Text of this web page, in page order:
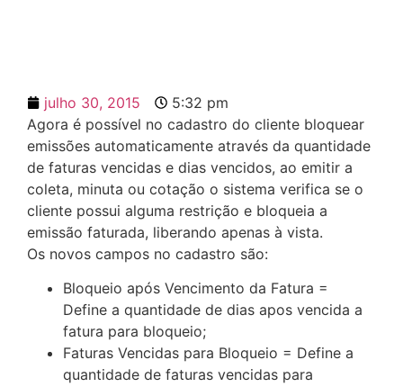
julho 30, 2015
5:32 pm
Agora é possível no cadastro do cliente bloquear
emissões automaticamente através da quantidade
de faturas vencidas e dias vencidos, ao emitir a
coleta, minuta ou cotação o sistema verifica se o
cliente possui alguma restrição e bloqueia a
emissão faturada, liberando apenas à vista.
Os novos campos no cadastro são:
Bloqueio após Vencimento da Fatura =
Define a quantidade de dias apos vencida a
fatura para bloqueio;
Faturas Vencidas para Bloqueio = Define a
quantidade de faturas vencidas para